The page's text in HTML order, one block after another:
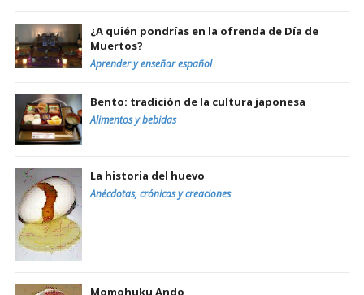
¿A quién pondrías en la ofrenda de Día de
Muertos?
Aprender y enseñar español
Bento: tradición de la cultura japonesa
Alimentos y bebidas
La historia del huevo
Anécdotas, crónicas y creaciones
Momohuku Ando